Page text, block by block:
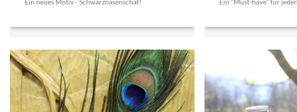
Ein neues Motiv - Schwarznasenschaf! Ein "Must-have" für